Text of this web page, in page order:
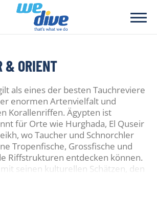
& ORIENT
als eines der besten Tauchreviere
enormen Artenvielfalt und
Korallenriffen. Ägypten ist
für Orte wie Hurghada, El Quseir
wo Taucher und Schnorchler
Tropenfische, Grossfische und
Riffstrukturen entdecken können.
seinen kulturellen Schätzen, den
Wüsten und der reichhaltigen